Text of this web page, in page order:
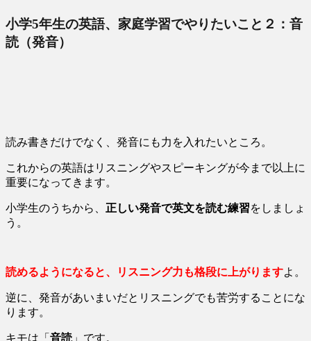
小学5年生の英語、家庭学習でやりたいこと２：音
読（発音）
読み書きだけでなく、発音にも力を入れたいところ。
これからの英語はリスニングやスピーキングが今まで以上に
重要になってきます。
小学生のうちから、 正しい発音で英文を読む練習をしましょ
う。
読めるようになると、リスニング力も格段に上がりますよ。
逆に、発音があいまいだとリスニングでも苦労することにな
ります。
キモは「 音読」です。